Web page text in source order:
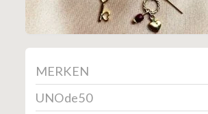
MERKEN
UNOde50